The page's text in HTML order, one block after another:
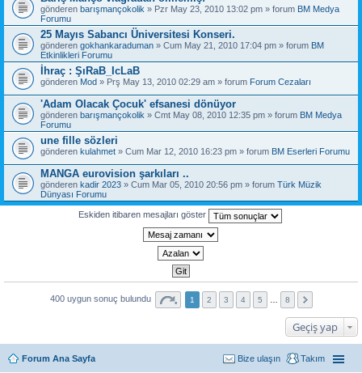
gönderen barışmançokolik » Pzr May 23, 2010 13:02 pm » forum BM Medya
Forumu
25 Mayıs Sabancı Üniversitesi Konseri.
gönderen gokhankaraduman » Cum May 21, 2010 17:04 pm » forum BM
Etkinlikleri Forumu
İhraç : ŞıRaB_IcLaB
gönderen Mod » Prş May 13, 2010 02:29 am » forum Forum Cezaları
'Adam Olacak Çocuk' efsanesi dönüyor
gönderen barışmançokolik » Cmt May 08, 2010 12:35 pm » forum BM Medya
Forumu
une fille sözleri
gönderen kulahmet » Cum Mar 12, 2010 16:23 pm » forum BM Eserleri Forumu
MANGA eurovision şarkıları ..
gönderen kadir 2023 » Cum Mar 05, 2010 20:56 pm » forum Türk Müzik
Dünyası Forumu
Eskiden itibaren mesajları göster
400 uygun sonuç bulundu 1 2 3 4 5 8
Geçiş yap
Forum Ana Sayfa Takım
Bize ulaşın